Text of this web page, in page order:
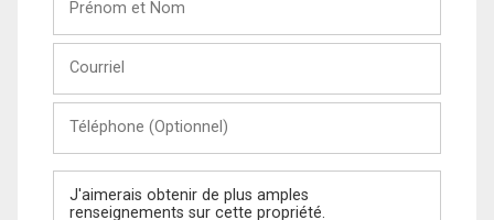
Nom
(Optionnel)
Message